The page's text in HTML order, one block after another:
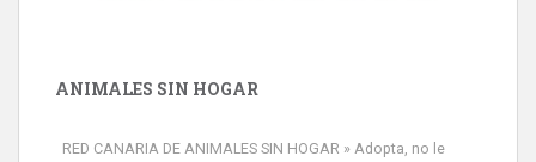
ANIMALES SIN HOGAR
RED CANARIA DE ANIMALES SIN HOGAR » Adopta, no le